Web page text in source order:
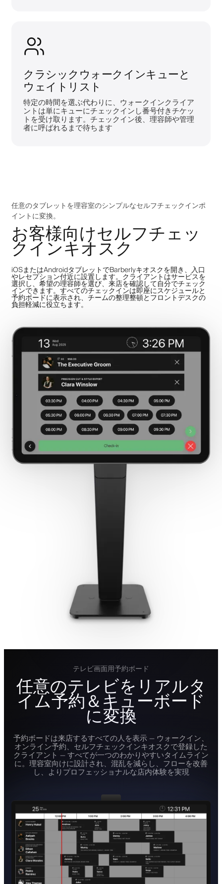
クラシックウォークインキューと
ウェイトリスト
特定の時間を選ぶ代わりに、ウォークインクライア
ントは単にキューにチェックインし番号付きチケッ
トを受け取ります。チェックイン後、理容師や管理
者に呼ばれるまで待ちます
任意のタブレットを理容室のシンプルなセルフチェックインポ
イントに変換。
お客様向けセルフチェッ
クインキオスク
iOSまたはAndroidタブレットでBarberlyキオスクを開き、入口
やレセプション付近に設置します。クライアントはサービスを
選択し、希望の理容師を選び、来店を確認して自分でチェック
インできます。すべてのチェックインは即座にスケジュールと
予約ボードに表示され、チームの整理整頓とフロントデスクの
負担軽減に役立ちます。
テレビ画面用予約ボード
任意のテレビをリアルタ
イム予約＆キューボード
に変換
予約ボードは来店するすべての人を表示 — ウォークイン、
オンライン予約、セルフチェックインキオスクで登録した
クライアント — すべてが一つのわかりやすいタイムライン
に。理容室向けに設計され、混乱を減らし、フローを改善
し、よりプロフェッショナルな店内体験を実現